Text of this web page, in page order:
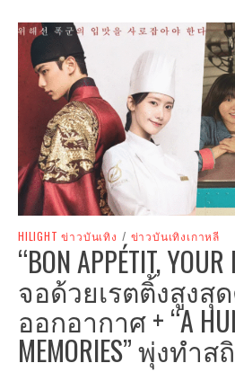
HILIGHT ข่าวบันเทิง / ข่าวบันเทิงเกาหลี
“BON APPÉTIT,
จอด้วยเรตติ้งสูงสุ
ออกอากาศ + “A
MEMORIES” พุ่งทำ